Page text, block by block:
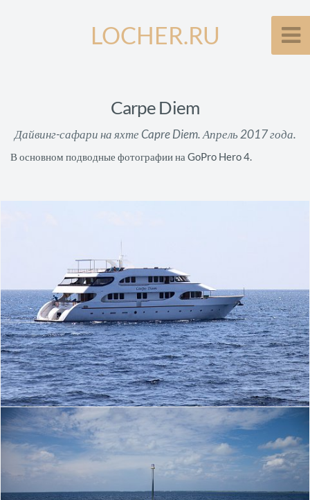
LOCHER.RU
Carpe Diem
Дайвинг-сафари на яхте Capre Diem. Апрель 2017 года.
В основном подводные фотографии на GoPro Hero 4.